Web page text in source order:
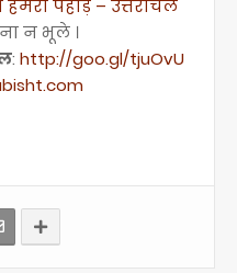
पहाड़ – उत्तरांचल
न भूले ।
: http://goo.gl/tjuOvU